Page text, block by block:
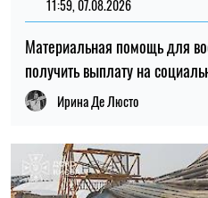
20:27, 06.08.2026
товаров и роста цен в Украине
Николай Потика